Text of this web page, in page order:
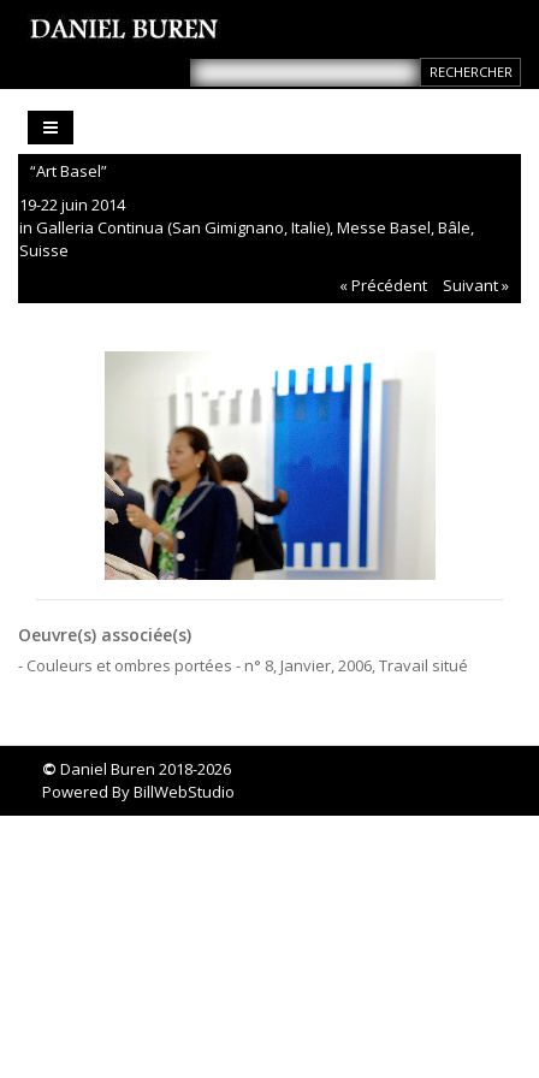
“Art Basel”
19-22 juin 2014
in Galleria Continua (San Gimignano, Italie), Messe Basel, Bâle,
Suisse
« Précédent
Suivant »
Oeuvre(s) associée(s)
- Couleurs et ombres portées - n° 8, Janvier, 2006, Travail situé
© Daniel Buren 2018-2026
Powered ByBillWebStudio